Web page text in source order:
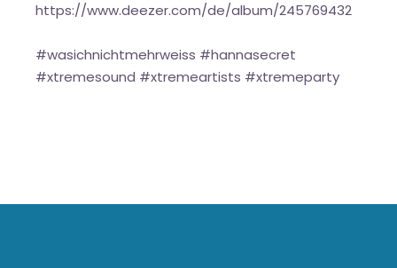
https://www.deezer.com/de/album/245769432
#wasichnichtmehrweiss #hannasecret
#xtremesound #xtremeartists #xtremeparty